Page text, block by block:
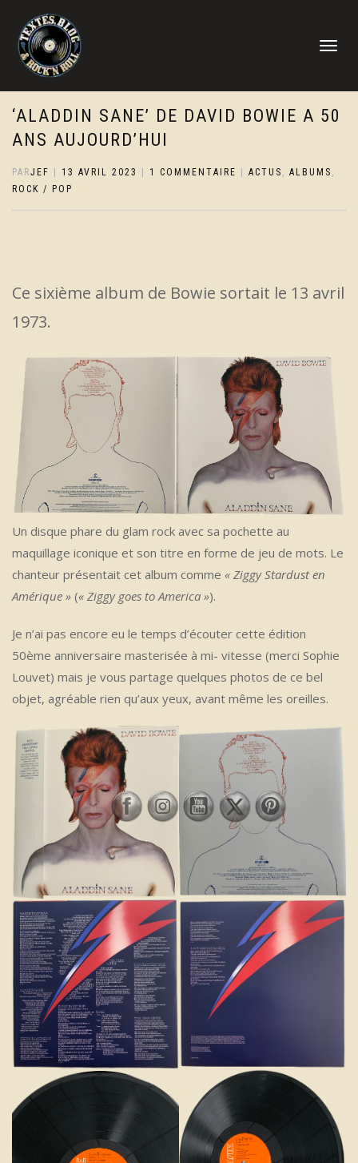
DÉPLIER
‘ALADDIN SANE’ DE DAVID BOWIE A 50
ANS AUJOURD’HUI
PARJEF 13 AVRIL 2023 1 COMMENTAIRE ACTUS , ALBUMS ,
ROCK / POP
Ce sixième album de Bowie sortait le 13 avril
1973.
Un disque phare du glam rock avec sa pochette au
maquillage iconique et son titre en forme de jeu de mots. Le
chanteur présentait cet album comme « Ziggy Stardust en
Amérique » (« Ziggy goes to America »).
Je n’ai pas encore eu le temps d’écouter cette édition
50ème anniversaire masterisée à mi- vitesse (merci Sophie
Louvet) mais je vous partage quelques photos de ce bel
objet, agréable rien qu’aux yeux, avant même les oreilles.